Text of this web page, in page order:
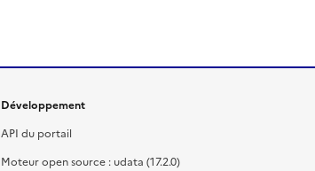
Développement
API du portail
Moteur open source : udata (17.2.0)